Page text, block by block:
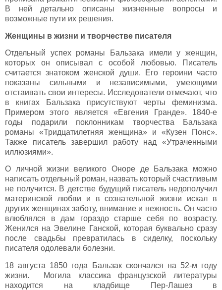
В ней детально описаны жизненные вопросы и
возможные пути их решения.
Женщины в жизни и творчестве писателя
Отдельный успех романы Бальзака имели у женщин,
которых он описывал с особой любовью. Писатель
считается знатоком женской души. Его героини часто
показаны сильными и независимыми, умеющими
отстаивать свои интересы. Исследователи отмечают, что
в книгах Бальзака присутствуют черты феминизма.
Примером этого является «Евгения Гранде». 1840-е
годы подарили поклонникам творчества Бальзака
романы «Тридцатилетняя женщина» и «Кузен Понс».
Также писатель завершил работу над «Утраченными
иллюзиями».
О личной жизни великого Оноре де Бальзака можно
написать отдельный роман, назвать который счастливым
не получится. В детстве будущий писатель недополучил
материнской любви и в сознательной жизни искал в
других женщинах заботу, внимание и нежность. Он часто
влюблялся в дам гораздо старше себя по возрасту.
Женился на Эвелине Ганской, которая буквально сразу
после свадьбы превратилась в сиделку, поскольку
писателя одолевали болезни.
18 августа 1850 года Бальзак скончался на 52-м году
жизни. Могила классика французской литературы
находится на кладбище Пер-Лашез в